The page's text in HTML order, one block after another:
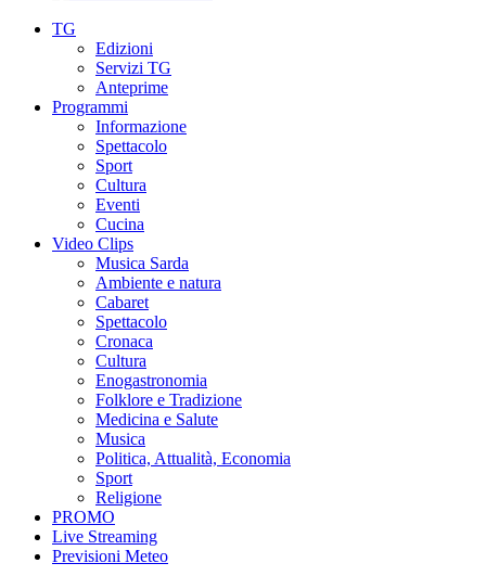
TG
Edizioni
Servizi TG
Anteprime
Programmi
Informazione
Spettacolo
Sport
Cultura
Eventi
Cucina
Video Clips
Musica Sarda
Ambiente e natura
Cabaret
Spettacolo
Cronaca
Cultura
Enogastronomia
Folklore e Tradizione
Medicina e Salute
Musica
Politica, Attualità, Economia
Sport
Religione
PROMO
Live Streaming
Previsioni Meteo